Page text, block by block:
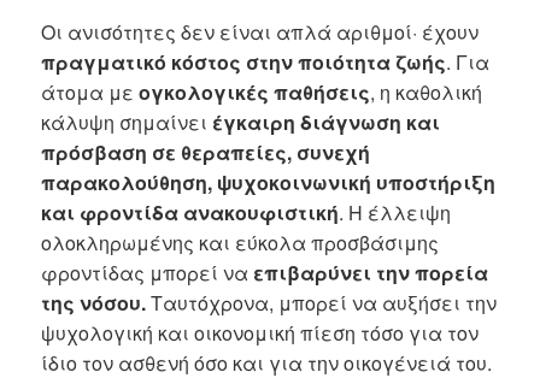
Οι ανισότητες δεν είναι απλά αριθμοί· έχουν
πραγματικό κόστος στην ποιότητα ζωής. Για
άτομα μεογκολογικές παθήσεις, η καθολική
κάλυψη σημαίνει έγκαιρη διάγνωση και
πρόσβαση σε θεραπείες, συνεχή
παρακολούθηση, ψυχοκοινωνική υποστήριξη
και φροντίδα ανακουφιστική. Η έλλειψη
ολοκληρωμένης και εύκολα προσβάσιμης
φροντίδας μπορεί να επιβαρύνει την πορεία
της νόσου.Ταυτόχρονα, μπορεί να αυξήσει την
ψυχολογική και οικονομική πίεση τόσο για τον
ίδιο τον ασθενή όσο και για την οικογένειά του.